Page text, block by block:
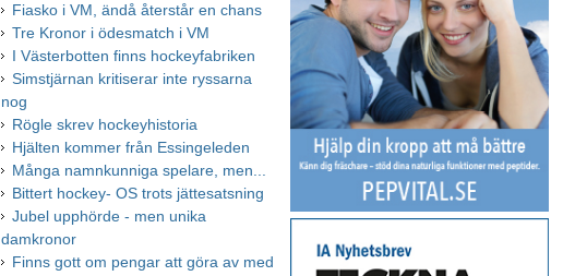
Fiasko i VM, ändå återstår en chans
Tre Kronor i ödesmatch i VM
I Västerbotten finns hockeyfabriken
Simstjärnan kritiserar inte ryssarna
nog
Rögle skrev hockeyhistoria
Hjälten kommer från Essingeleden
Många namnkunniga spelare, men...
Bittert hockey- OS trots jättesatsning
Jubel upphörde - men unika
damkronor
Finns gott om pengar att göra av med